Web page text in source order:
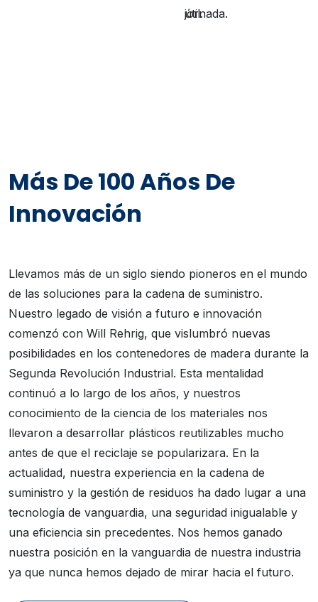
jornada.
útil.
Más De 100 Años De
Innovación
Llevamos más de un siglo siendo pioneros en el mundo
de las soluciones para la cadena de suministro.
Nuestro legado de visión a futuro e innovación
comenzó con Will Rehrig, que vislumbró nuevas
posibilidades en los contenedores de madera durante la
Segunda Revolución Industrial. Esta mentalidad
continuó a lo largo de los años, y nuestros
conocimiento de la ciencia de los materiales nos
llevaron a desarrollar plásticos reutilizables mucho
antes de que el reciclaje se popularizara. En la
actualidad, nuestra experiencia en la cadena de
suministro y la gestión de residuos ha dado lugar a una
tecnología de vanguardia, una seguridad inigualable y
una eficiencia sin precedentes. Nos hemos ganado
nuestra posición en la vanguardia de nuestra industria
ya que nunca hemos dejado de mirar hacia el futuro.